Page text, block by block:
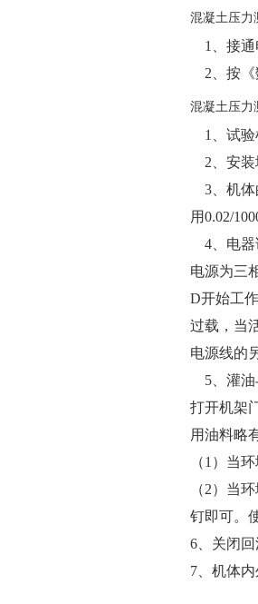
混凝土压力
1
、接
2 、按
混凝土压力
1
、试
2 、安
3、机
用0.02/
4、电器
电源为三
D开始工
过载，当
电源线的
5、灌
打开机架
用油料略
（1）当
（2）当
钉即可。
6、关闭
7、机体